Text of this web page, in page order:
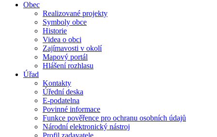
Obec
Realizované projekty
Symboly obce
Historie
Videa o obci
Zajímavosti v okolí
Mapový portál
Hlášení rozhlasu
Úřad
Kontakty
Úřední deska
E-podatelna
Povinné informace
Funkce pověřence pro ochranu osobních údajů
Národní elektronický nástroj
Profil zadavatele